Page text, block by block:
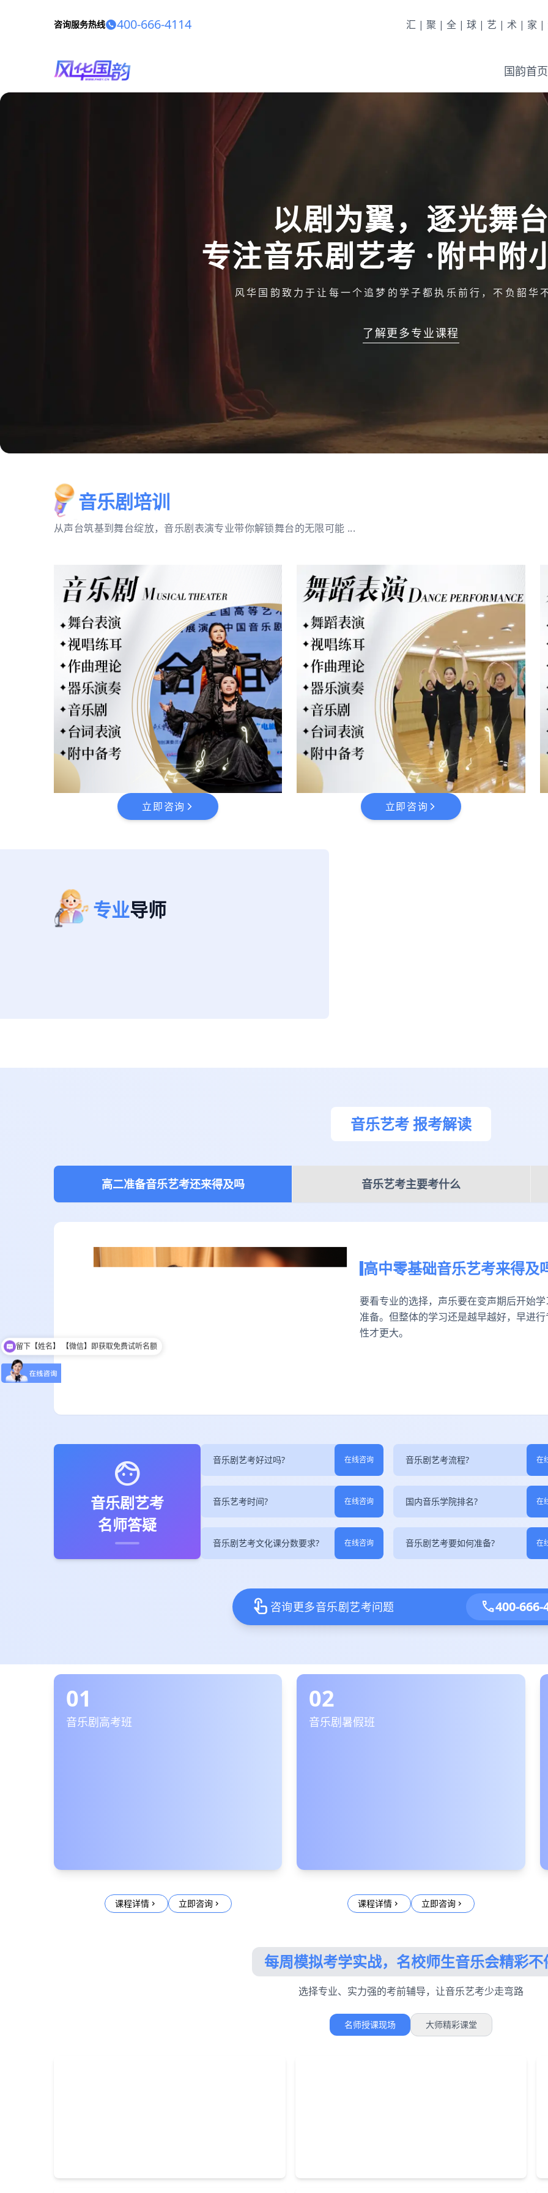
咨询服务热线 400-666-4114 汇|聚|全|球|艺|术|家|
国韵首页
以剧为翼，逐光舞
专注音乐剧艺考 ·附中附
风华国韵致力于让每一个追梦的学子都执乐前行，不负韶华
了解更多专业课程
音乐剧培训
从声台筑基到舞台绽放，音乐剧表演专业带你解锁舞台的无限可能 ...
立即咨询 arrow_forward_ios 立即咨询 arrow_forward_ios
专业导师
音乐艺考 报考解读
高二准备音乐艺考还来得及吗 音乐艺考主要考什么
高中零基础音乐艺考来得及
要看专业的选择，声乐要在变声期后开始
准备。但整体的学习还是越早越好，早进
性才更大。
face
音乐剧艺考
名师答疑
音乐剧艺考好过吗? 在线咨询 音乐剧艺考流程? 在
音乐艺考时间? 在线咨询 国内音乐学院排名? 在
音乐剧艺考文化课分数要求? 在线咨询 音乐剧艺考要如何准备? 在
touch_app 咨询更多音乐剧艺考问题 call400-666-
01
音乐剧高考班
课程详情chevron_right 立即咨询chevron_right
02
音乐剧暑假班
课程详情chevron_right 立即咨询chevron_right
每周模拟考学实战，名校师生音乐会精彩不
选择专业、实力强的考前辅导，让音乐艺考少走弯路
名师授课现场 大师精彩课堂
可以介绍下班型吗？